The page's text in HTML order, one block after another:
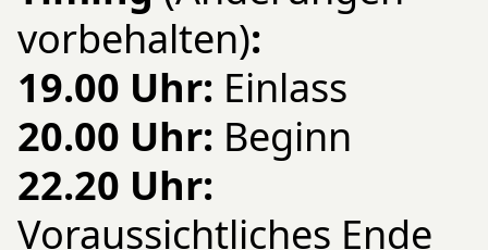
vorbehalten):
19.00 Uhr: Einlass
20.00 Uhr: Beginn
22.20 Uhr:
Voraussichtliches Ende